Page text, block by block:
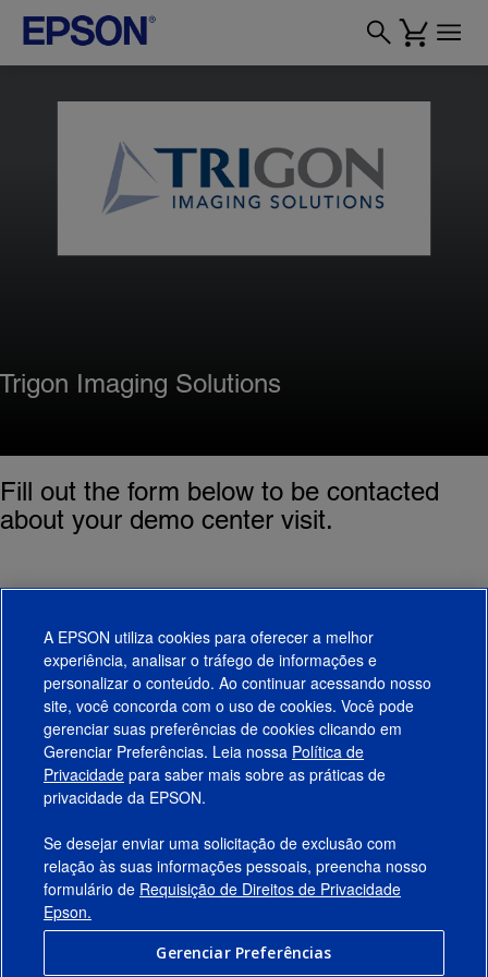
Trigon Imaging Solutions
Fill out the form below to be contacted
about your demo center visit.
Produtos
Suporte
Links Sugeridos
Empresa
Conecte-se com a Epson
A EPSON utiliza cookies para oferecer a melhor
experiência, analisar o tráfego de informações e
personalizar o conteúdo. Ao continuar acessando nosso
site, você concorda com o uso de cookies. Você pode
gerenciar suas preferências de cookies clicando em
Gerenciar Preferências. Leia nossa Política de
Privacidade para saber mais sobre as práticas de
privacidade da EPSON.
Se desejar enviar uma solicitação de exclusão com
relação às suas informações pessoais, preencha nosso
formulário de Requisição de Direitos de Privacidade
Epson.
Gerenciar Preferências